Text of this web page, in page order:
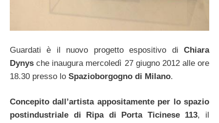
Guardati è il nuovo progetto espositivo di Chiara
Dynys che inaugura mercoledì 27 giugno 2012 alle ore
18.30 presso lo Spazioborgogno di Milano.
Concepito dall’artista appositamente per lo spazio
postindustriale di Ripa di Porta Ticinese 113, il